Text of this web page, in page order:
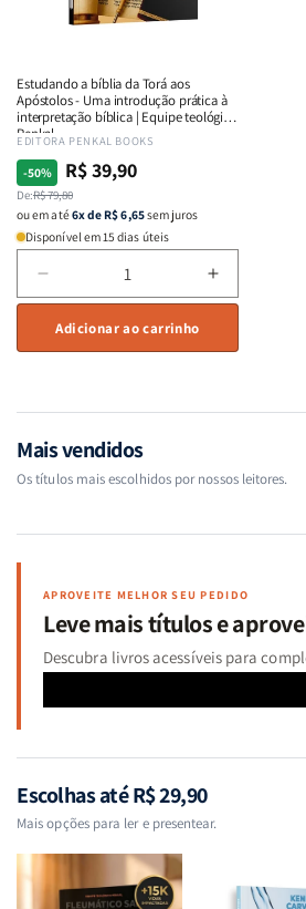
Estudando a bíblia da Torá aos
Apóstolos - Uma introdução prática à
interpretação bíblica | Equipe teológica
Penkal
Fornecedor:
EDITORA PENKAL BOOKS
-50%
Preço
normal
De:R$ 79,80
Preço
promocional
R$ 39,90
ou em até6x de R$ 6,65sem juros
Disponível em 15 dias úteis
a
quantidade
de
da
Torá
-
à
interpretação
bíblica
Aumentar
a
de
Torá
-
à
bíblica
Adicionar ao carrinho
Mais vendidos
Os títulos mais escolhidos por nossos leitores.
APROVEITE MELHOR SEU PEDIDO
Leve mais títulos e
Descubra livros acessíveis para
Escolhas até R$ 29,90
Mais opções para ler e presentear.